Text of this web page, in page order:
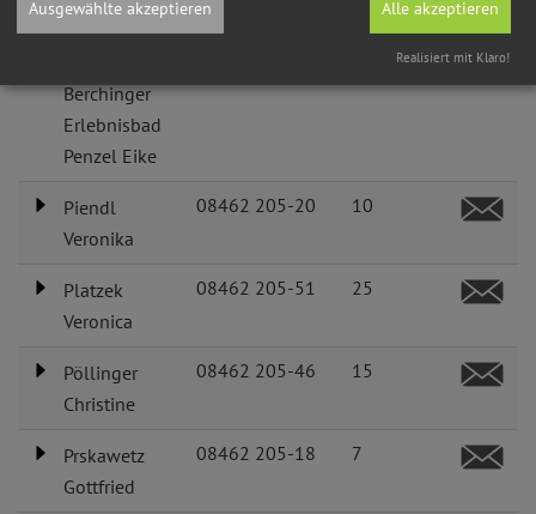
Meyer Carina 08462 205-27
Berchinger
Erlebnisbad
Penzel Eike
Piendl
Veronika
08462 205-20 10
Platzek
Veronica
08462 205-51 25
Pöllinger
Christine
08462 205-46 15
Prskawetz
Gottfried
08462 205-18 7
Ausgewählte akzeptieren Alle akzeptieren
Realisiert mit Klaro!